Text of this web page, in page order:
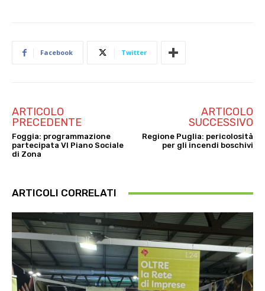
Facebook Twitter
ARTICOLO
PRECEDENTE
Foggia: programmazione
partecipata VI Piano Sociale
di Zona
ARTICOLO
SUCCESSIVO
Regione Puglia: pericolosità
per gli incendi boschivi
ARTICOLI CORRELATI